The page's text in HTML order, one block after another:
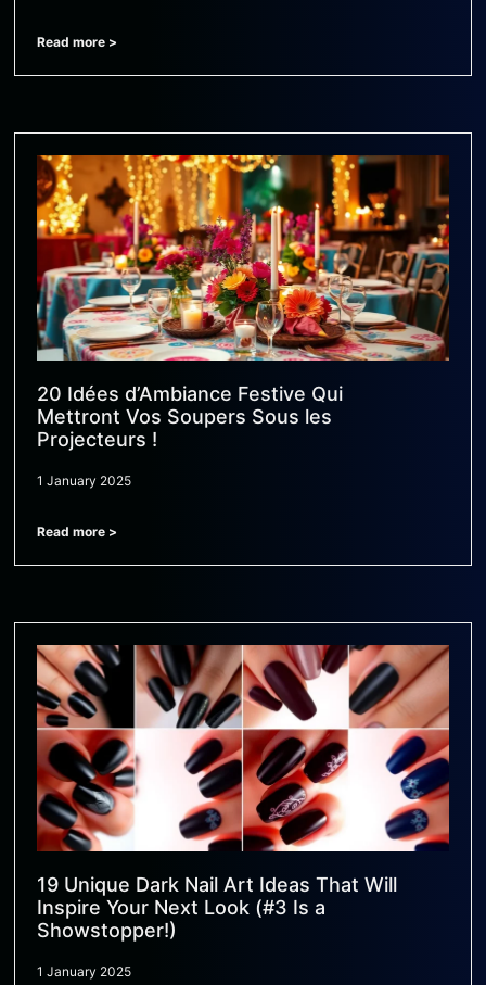
Read more >
20 Idées d’Ambiance Festive Qui
Mettront Vos Soupers Sous les
Projecteurs !
1 January 2025
Read more >
19 Unique Dark Nail Art Ideas That Will
Inspire Your Next Look (#3 Is a
Showstopper!)
1 January 2025